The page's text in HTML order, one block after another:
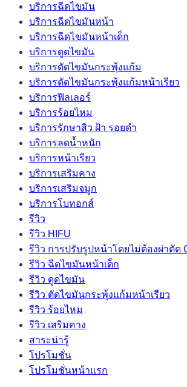
บริการฉีดไขมัน
บริการฉีดไขมันหน้า
บริการฉีดไขมันหน้าเด็ก
บริการดูดไขมัน
บริการตัดไขมันกระพุ้งแก้ม
บริการตัดไขมันกระพุ้งแก้มหน้าเรียว
บริการฟิลเลอร์
บริการร้อยไหม
บริการรักษาสิว ฝ้า รอยดำ
บริการลดน้ำหนัก
บริการหน้าเรียว
บริการเสริมคาง
บริการเสริมจมูก
บริการโบทอกส์
รีวิว
รีวิว HIFU
รีวิว การปรับรูปหน้าโดยไม่ต้องผ่าตัด
รีวิว ฉีดไขมันหน้าเด็ก
รีวิว ดูดไขมัน
รีวิว ตัดไขมันกระพุ้งแก้มหน้าเรียว
รีวิว ร้อยไหม
รีวิว เสริมคาง
สาระน่ารู้
โปรโมชั่น
โปรโมชั่นหน้าแรก